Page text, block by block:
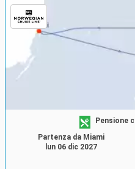
Pensione
Partenza da Miami
lun 06 dic 2027